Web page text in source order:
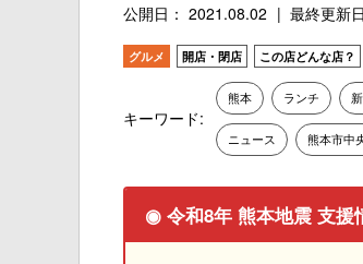
公開日： 2021.08.02 最終更新
グルメ 開店・閉店 この店どんな店？
キーワード:
熊本 ランチ
ニュース 熊本市中
◉ 令和8年 熊本地震 支援